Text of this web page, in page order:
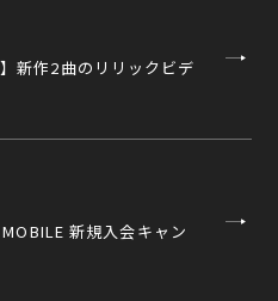
新作2曲のリリックビデ
新規入会キャン